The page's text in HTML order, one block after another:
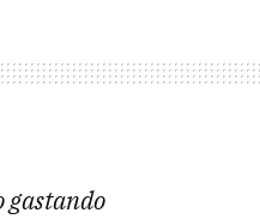
gastando